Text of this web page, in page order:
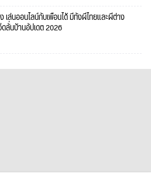
เล่นออนไลน์กับเพื่อนได้ มีทั้งผีไทยและผีต่าง
ดลั่นบ้านอัปเดต 2026